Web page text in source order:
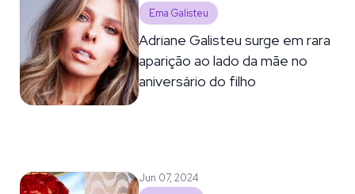
Ema Galisteu
Adriane Galisteu surge em rara
aparição ao lado da mãe no
aniversário do filho
Jun 07, 2024